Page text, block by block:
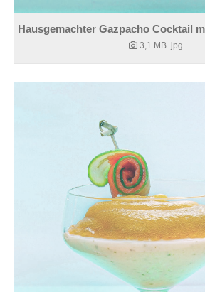
3,1 MB .jpg